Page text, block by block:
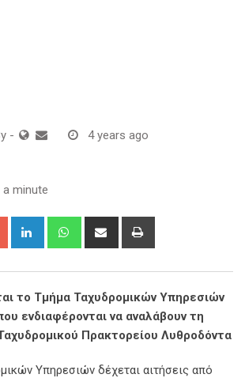
- 4 years ago
minute
Google+ LinkedIn WhatsappShare
το Τμήμα Ταχυδρομικών Υπηρεσιών
ενδιαφέρονται να αναλάβουν τη
Πρακτορείου Λυθροδόντα
Υπηρεσιών δέχεται αιτήσεις από